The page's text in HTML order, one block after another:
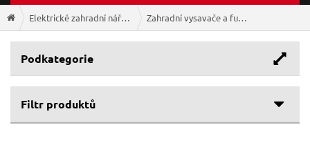
Elektrické zahradní nářadí Zahradní vysavače a fukary
Podkategorie
Filtr produktů